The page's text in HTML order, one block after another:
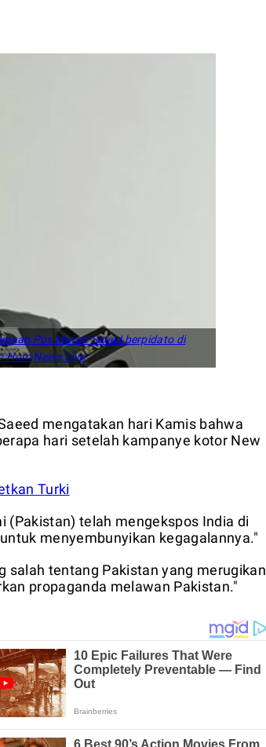
Pos Murad Saeed berpidato di
Hum News Live
mengatakan hari Kamis bahwa
hari setelah kampanye kotor New
Turki
(Pakistan) telah mengekspos India di
menyembunyikan kegagalannya."
salah tentang Pakistan yang merugikan
propaganda melawan Pakistan."